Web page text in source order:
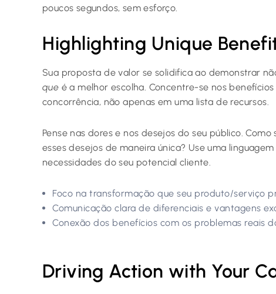
poucos segundos, sem esforço.
Highlighting Unique
Sua proposta de valor se solidifica ao demonstrar
que é a melhor escolha. Concentre-se nos
concorrência, não apenas em uma lista de recursos.
Pense nas dores e nos desejos do seu público.
esses desejos de maneira única? Use uma
necessidades do seu potencial cliente.
Foco na transformação que seu produto/serviço
Comunicação clara de diferenciais e vantagens
Conexão dos benefícios com os problemas reais
Driving Action with Your